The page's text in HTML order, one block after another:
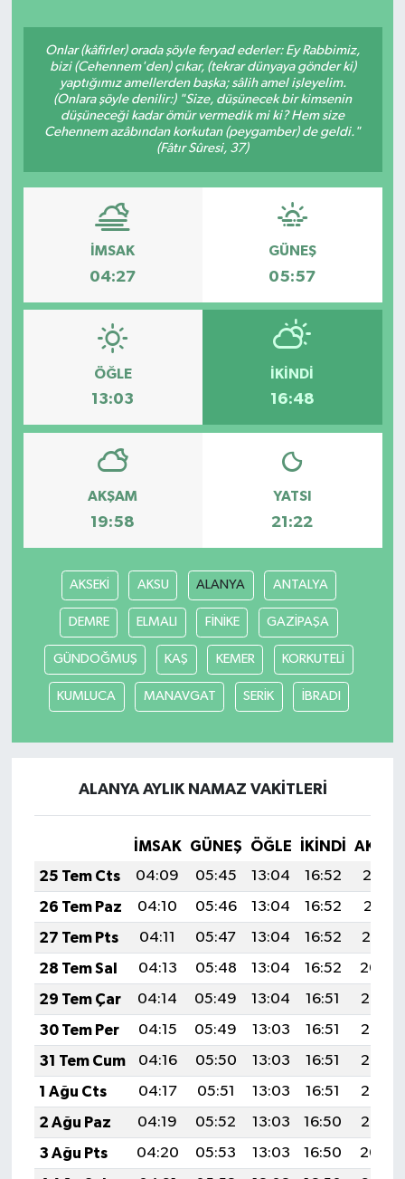
Onlar (kâfirler) orada şöyle feryad ederler: Ey Rabbimiz,
bizi (Cehennem'den) çıkar, (tekrar dünyaya gönder ki)
yaptığımız amellerden başka; sâlih amel işleyelim.
(Onlara şöyle denilir:) "Size, düşünecek bir kimsenin
düşüneceği kadar ömür vermedik mi ki? Hem size
Cehennem azâbından korkutan (peygamber) de geldi."
(Fâtır Sûresi, 37)
İMSAK
04:27
GÜNEŞ
05:57
ÖĞLE
13:03
İKINDI
16:48
AKŞAM
19:58
YATSI
21:22
AKSEKİ AKSU ALANYA ANTALYA
DEMRE ELMALI FİNİKE GAZİPAŞA
GÜNDOĞMUŞ KAŞ KEMER KORKUTELİ
KUMLUCA MANAVGAT SERİK İBRADI
ALANYA AYLIK NAMAZ VAKITLERI
İMSAK GÜNEŞ ÖĞLE İKINDI
25 Tem Cts
04:09 05:45 13:04 16:52
20:12
26 Tem Paz
04:10 05:46 13:04 16:52
20:11
27 Tem Pts
04:11 05:47 13:04 16:52
20:10
28 Tem Sal
04:13 05:48 13:04 16:52
20:09
29 Tem Çar
04:14 05:49 13:04 16:51
20:08
30 Tem Per
04:15 05:49 13:03 16:51
20:08
31 Tem Cum
04:16 05:50 13:03 16:51
20:07
1 Ağu Cts
04:17 05:51 13:03 16:51
20:06
2 Ağu Paz
04:19 05:52 13:03 16:50
20:05
3 Ağu Pts
04:20 05:53 13:03 16:50
20:04
ÖZEL HABER
SAĞLIK
SPOR
TARİH
TASAVVUF